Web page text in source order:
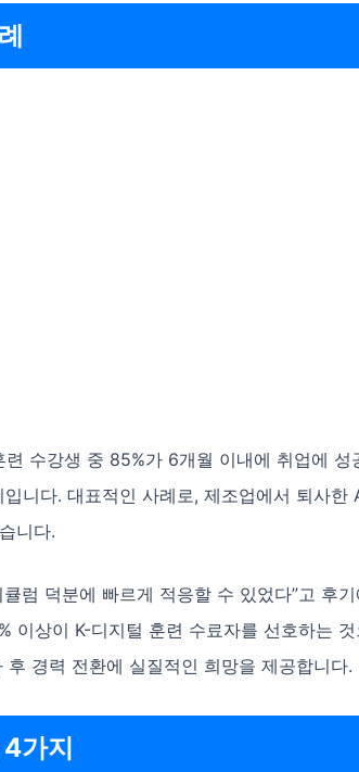
수강생 중 85%가 6개월 이내에 취업에 성
니다. 대표적인 사례로, 제조업에서 퇴사한
니다.
럼 덕분에 빠르게 적응할 수 있었다”고 후
이상이 K-디지털 훈련 수료자를 선호하는
경력 전환에 실질적인 희망을 제공합니다.
가지